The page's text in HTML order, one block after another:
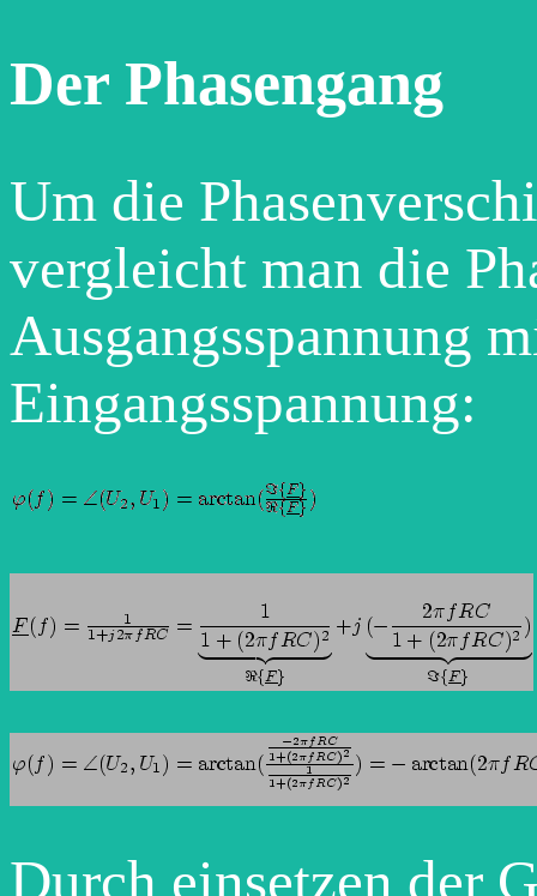
Der Phasengang
Um die
vergleicht man die
Ausgangsspannung
Eingangsspannung:
Durch einsetzen der